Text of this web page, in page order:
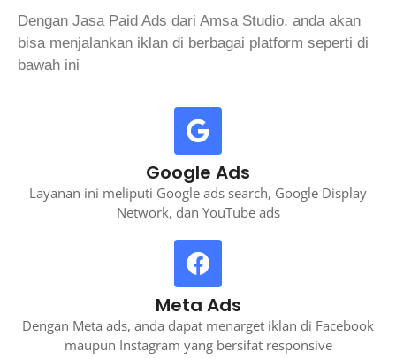
Dengan Jasa Paid Ads dari Amsa Studio, anda akan
bisa menjalankan iklan di berbagai platform seperti di
bawah ini
Google Ads
Layanan ini meliputi Google ads search, Google Display
Network, dan YouTube ads
Meta Ads
Dengan Meta ads, anda dapat menarget iklan di Facebook
maupun Instagram yang bersifat responsive